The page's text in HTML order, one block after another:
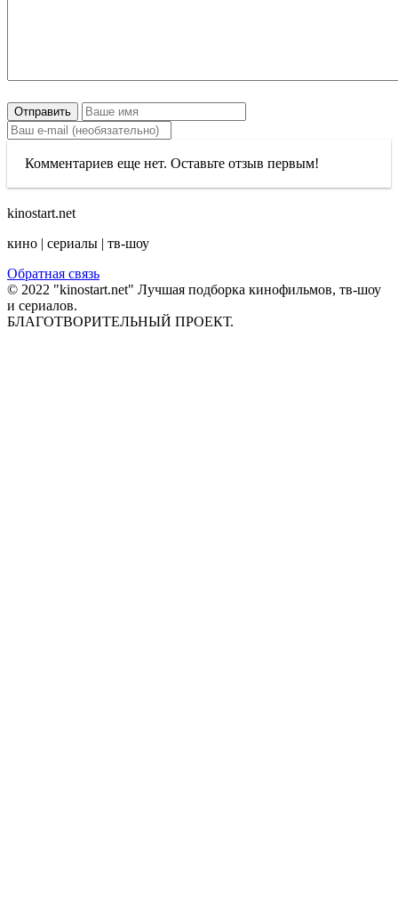
Отправить
Комментариев еще нет. Оставьте отзыв первым!
kinostart.net
кино | сериалы | тв-шоу
Обратная связь
© 2022 "kinostart.net" Лучшая подборка кинофильмов, тв-шоу
и сериалов.
БЛАГОТВОРИТЕЛЬНЫЙ ПРОЕКТ.